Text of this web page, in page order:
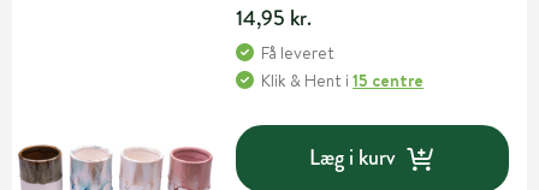
14,95 kr.
Få leveret
Klik & Hent i15 centre
Læg i kurv